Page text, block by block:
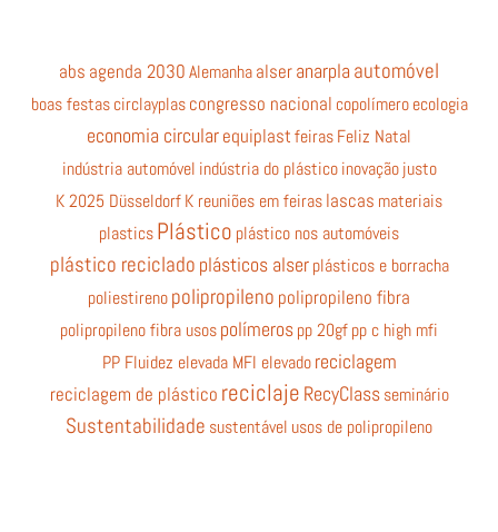
abs agenda 2030Alemanhaalseranarpla automóvel
boas festas circlayplas congresso nacional copolímero ecologia
economia circularequiplastfeirasFeliz Natal
indústria automóvel indústria do plástico inovação justo
K 2025 DüsseldorfK reuniões em feiraslascas materiais
plasticsPlástico plástico nos automóveis
plástico reciclado plásticos alser plásticos e borracha
poliestirenopolipropileno polipropileno fibra
polipropileno fibra usospolímerospp 20gfpp c high mfi
PP Fluidez elevada MFI elevado reciclagem
reciclagem de plástico reciclaje RecyClass seminário
Sustentabilidade sustentável usos de polipropileno